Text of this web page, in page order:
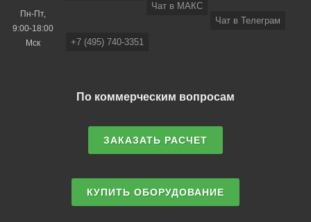
Пн-Пт,
9:00-18:00
Мск
Чат в МАКС
Чат в Телеграм
+7 (495) 740-3351
По коммерческим вопросам
ЗАКАЗАТЬ РАСЧЕТ
КУПИТЬ ОБОРУДОВАНИЕ